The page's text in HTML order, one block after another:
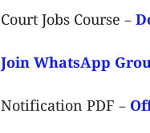
Court Jobs Course –
Join WhatsApp
Notification PDF –